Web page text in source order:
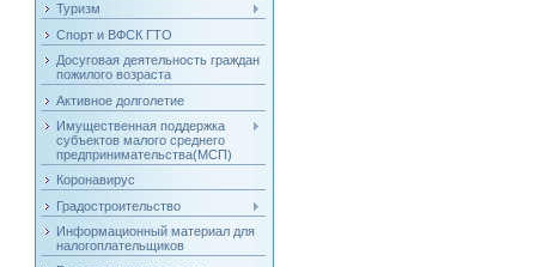
Туризм
Спорт и ВФСК ГТО
Досуговая деятельность граждан
пожилого возраста
Активное долголетие
Имущественная поддержка
субъектов малого среднего
предпринимательства(МСП)
Коронавирус
Градостроительство
Информационный материал для
налогоплательщиков